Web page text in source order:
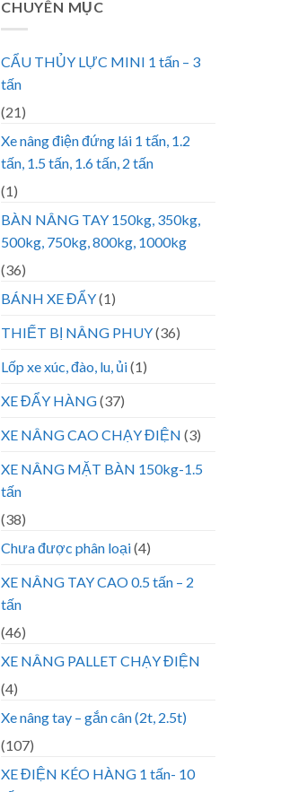
CHUYÊN MỤC
CẨU THỦY LỰC MINI 1 tấn – 3
tấn
(21)
Xe nâng điện đứng lái 1 tấn, 1.2
tấn, 1.5 tấn, 1.6 tấn, 2 tấn
(1)
BÀN NÂNG TAY 150kg, 350kg,
500kg, 750kg, 800kg, 1000kg
(36)
BÁNH XE ĐẨY(1)
THIẾT BỊ NÂNG PHUY(36)
Lốp xe xúc, đào, lu, ủi(1)
XE ĐẨY HÀNG(37)
XE NÂNG CAO CHẠY ĐIỆN (3)
XE NÂNG MẶT BÀN 150kg-1.5
tấn
(38)
Chưa được phân loại(4)
XE NÂNG TAY CAO 0.5 tấn – 2
tấn
(46)
XE NÂNG PALLET CHẠY ĐIỆN
(4)
Xe nâng tay – gắn cân (2t, 2.5t)
(107)
XE ĐIỆN KÉO HÀNG 1 tấn- 10